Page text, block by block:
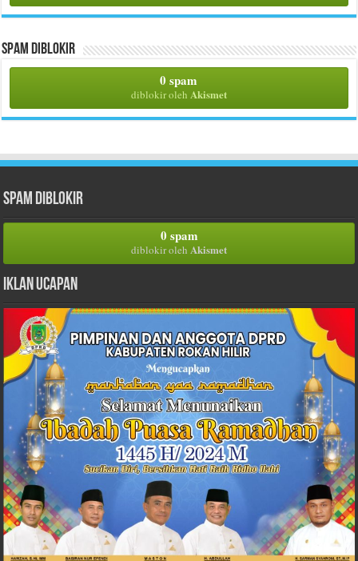
Spam Diblokir
0 spam
diblokir oleh Akismet
Spam Diblokir
0 spam
diblokir oleh Akismet
Iklan Ucapan